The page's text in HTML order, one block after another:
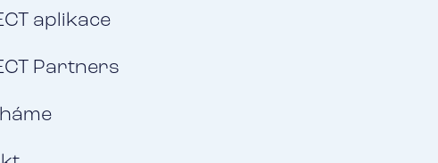
aplikace
Partners